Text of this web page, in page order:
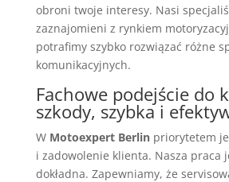
obroni twoje interesy. Nasi
zaznajomieni z rynkiem
potrafimy szybko rozwiązać różne
komunikacyjnych.
Fachowe podejście do
szkody, szybka i
W Motoexpert Berlinpriorytetem
i zadowolenie klienta. Nasza praca
dokładna. Zapewniamy, że